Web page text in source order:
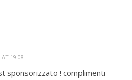
19:08
sponsorizzato ! complimenti